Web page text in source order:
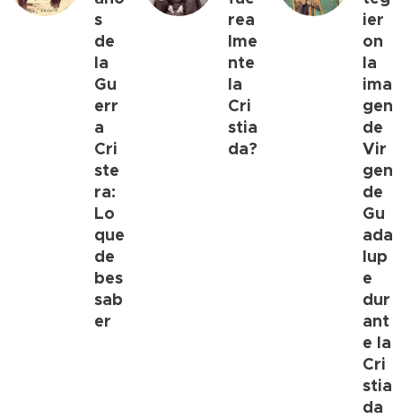
s
de
la
Gu
err
a
Cri
ste
ra:
Lo
que
de
bes
sab
er
rea
lme
nte
la
Cri
stia
da?
ier
on
la
ima
gen
de
Vir
gen
de
Gu
ada
lup
e
dur
ant
e la
Cri
stia
da